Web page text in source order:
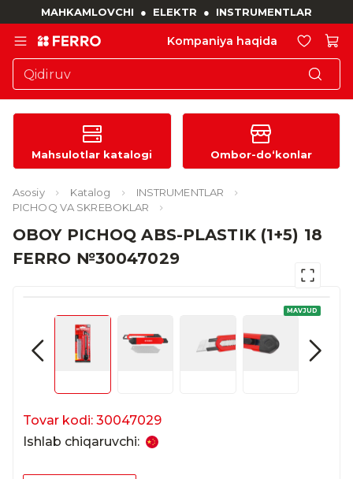
MAHKAMLOVCHI ● ELEKTR ● INSTRUMENTLAR
Kompaniya haqida
Mahsulotlar katalogi Ombor-do‘konlar
Asosiy Katalog
INSTRUMENTLAR
PICHOQ VA SKREBOKLAR
OBOY PICHOQ ABS-PLASTIK (1+5) 18
FERRO №30047029
MAVJUD
Tovar kodi: 30047029
Ishlab chiqaruvchi: